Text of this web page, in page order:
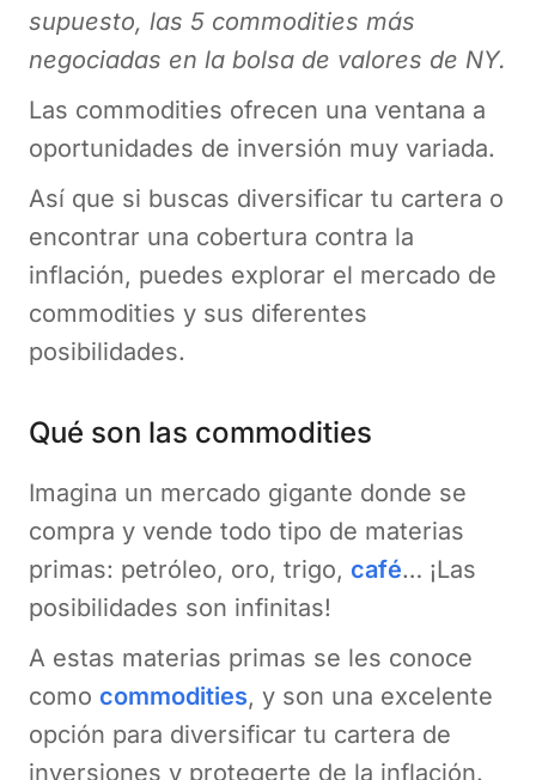
supuesto, las 5 commodities más
negociadas en la bolsa de valores de NY.
Las commodities ofrecen una ventana a
oportunidades de inversión muy variada.
Así que si buscas diversificar tu cartera o
encontrar una cobertura contra la
inflación, puedes explorar el mercado de
commodities y sus diferentes
posibilidades.
Qué son las commodities
Imagina un mercado gigante donde se
compra y vende todo tipo de materias
primas: petróleo, oro, trigo, café… ¡Las
posibilidades son infinitas!
A estas materias primas se les conoce
como commodities, y son una excelente
opción para diversificar tu cartera de
inversiones y protegerte de la inflación.